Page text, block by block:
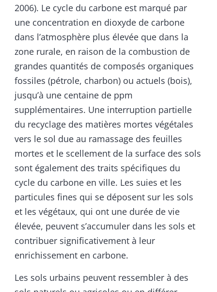
2006). Le cycle du carbone est marqué par
une concentration en dioxyde de carbone
dans l’atmosphère plus élevée que dans la
zone rurale, en raison de la combustion de
grandes quantités de composés organiques
fossiles (pétrole, charbon) ou actuels (bois),
jusqu’à une centaine de ppm
supplémentaires. Une interruption partielle
du recyclage des matières mortes végétales
vers le sol due au ramassage des feuilles
mortes et le scellement de la surface des sols
sont également des traits spécifiques du
cycle du carbone en ville. Les suies et les
particules fines qui se déposent sur les sols
et les végétaux, qui ont une durée de vie
élevée, peuvent s’accumuler dans les sols et
contribuer significativement à leur
enrichissement en carbone.
Les sols urbains peuvent ressembler à des